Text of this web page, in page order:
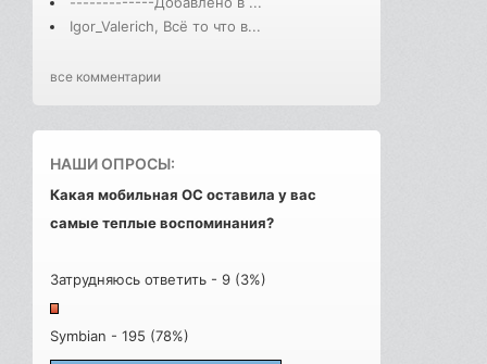
Igor_Valerich, Всё то что в...
все комментарии
НАШИ ОПРОСЫ:
Какая мобильная ОС оставила у вас
самые теплые воспоминания?
Затрудняюсь ответить - 9 (3%)
Symbian - 195 (78%)